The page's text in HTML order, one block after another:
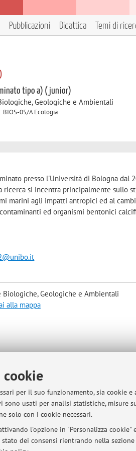
per il suo funzionamento, sia
usati per analisi statistiche,
solo con i cookie necessari.
l'opzione in "Personalizza
dei consensi rientrando nella
Pubblicazioni Didattica Temi di
tipo a) (junior)
Geologiche e Ambientali
BIOS-05/A Ecologia
presso l'Università di Bologna dal
ricerca si incentra principalmente sullo
marini agli impatti antropici ed al
ed organismi bentonici
Geologiche e Ambientali
alla mappa
- Università di Bologna - Via Zamboni,